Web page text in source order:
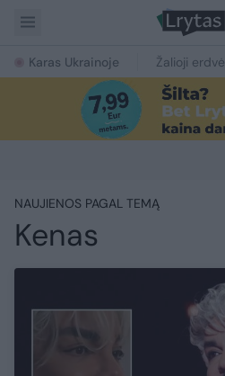
Karas Ukrainoje Žalioji erdvė
NAUJIENOS PAGAL TEMĄ
Kenas